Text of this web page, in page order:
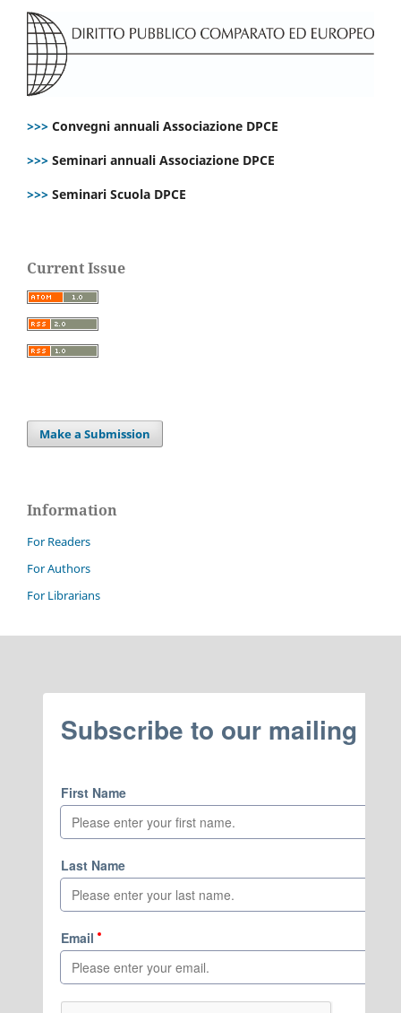
>>> Convegni annuali Associazione DPCE
>>> Seminari annuali Associazione DPCE
>>> Seminari Scuola DPCE
Current Issue
Make a Submission
Information
For Readers
For Authors
For Librarians